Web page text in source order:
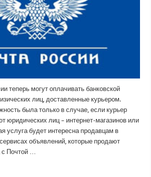
теперь могут оплачивать банковской
лиц, доставленные курьером.
была только в случае, если курьер
юридических лиц – интернет-магазинов или
услуга будет интересна продавцам в
объявлений, которые продают
с Почтой …